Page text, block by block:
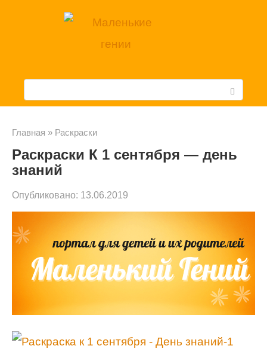
с
Главная » Раскраски
Раскраски К 1 сентября — день
знаний
Опубликовано: 13.06.2019